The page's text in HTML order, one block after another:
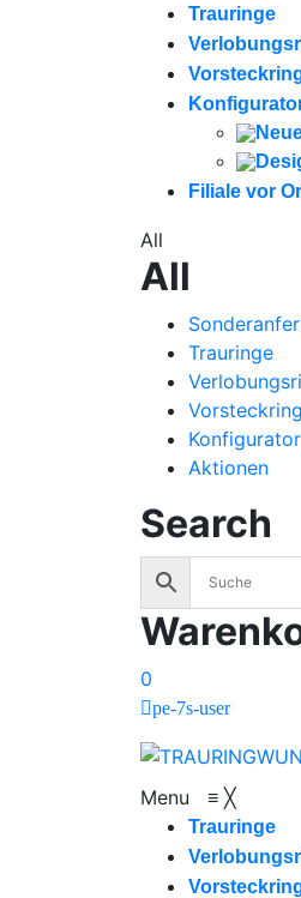
Trauringe
Filiale vor
All
All
Trauringe
Aktionen
Search
0
pe-7s-user
Menu ≡ ╳
Trauringe